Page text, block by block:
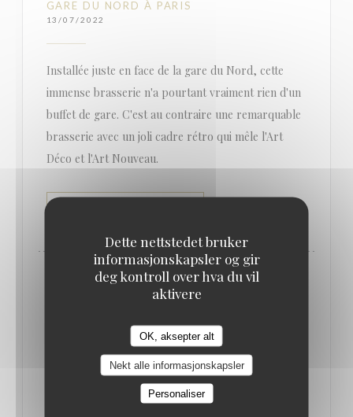
Dette nettstedet bruker
informasjonskapsler og gir
deg kontroll over hva du vil
aktivere
OK, aksepter alt
Nekt alle informasjonskapsler
Personaliser
GARE DU NORD À PARIS
13/07/2022
Installée juste en face de la gare du Nord, cette
immense brasserie n'a pourtant vraiment rien d'un
buffet de gare. C'est au contraire une remarquable
brasserie avec un joli cadre rétro qui mêle l'Art
Déco et l'Art Nouveau.